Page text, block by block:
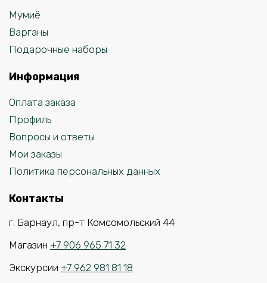
Мумиё
Варганы
Подарочные наборы
Информация
Оплата заказа
Профиль
Вопросы и ответы
Мои заказы
Политика персональных данных
Контакты
г. Барнаул, пр-т Комсомольский 44
Магазин +7 906 965 71 32
Экскурсии +7 962 981 81 18